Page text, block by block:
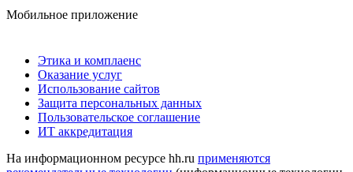
Мобильное приложение
Этика и комплаенс
Оказание услуг
Использование сайтов
Защита персональных данных
Пользовательское соглашение
ИТ аккредитация
На информационном ресурсе hh.ru применяются